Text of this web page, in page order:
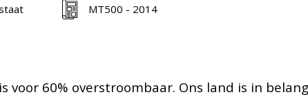
MT500 - 2014
voor 60% overstroombaar. Ons land is in